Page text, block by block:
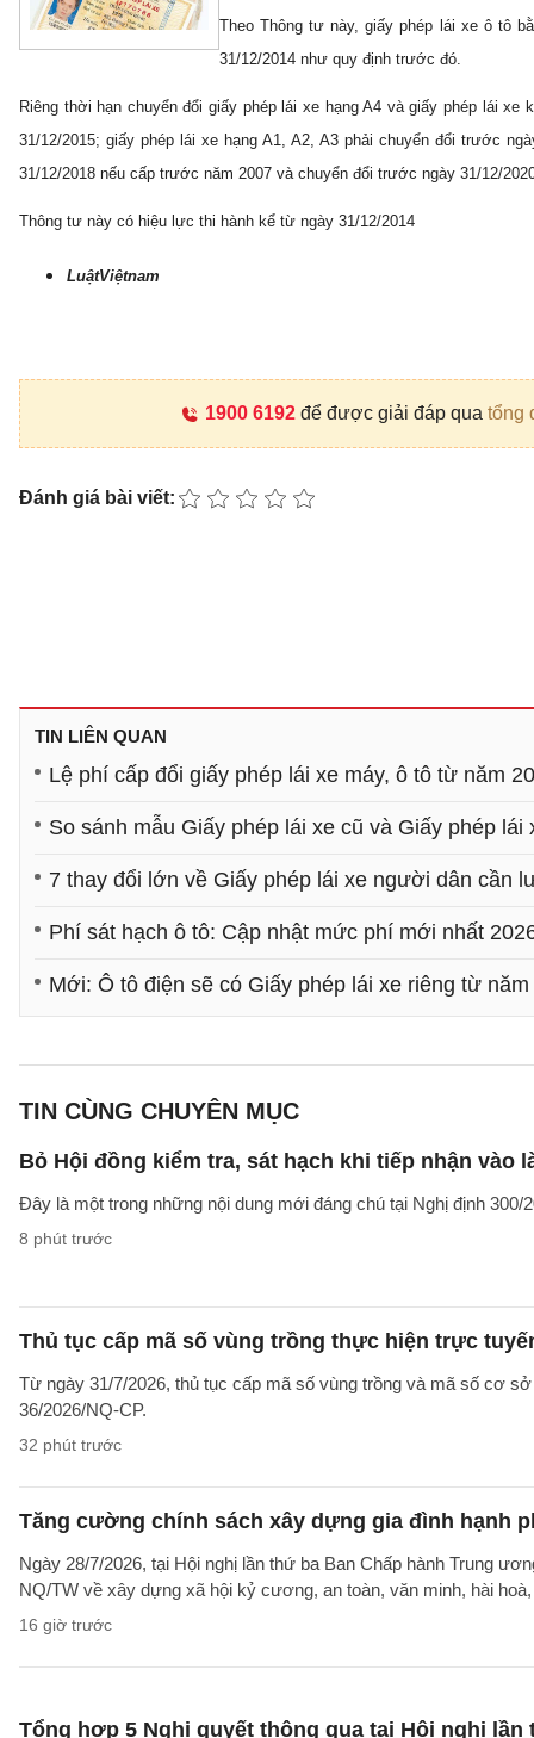
Theo Thông tư này, giấy phép lái xe ô tô
31/12/2014 như quy định trước đó.
Riêng thời hạn chuyển đổi giấy phép lái xe hạng A4 và giấy phép lái
31/12/2015; giấy phép lái xe hạng A1, A2, A3 phải chuyển đổi trước
31/12/2018 nếu cấp trước năm 2007 và chuyển đổi trước ngày 31/12/
Thông tư này có hiệu lực thi hành kể từ ngày 31/12/2014
LuậtViệtnam
1900 6192để được giải đáp qua tổng
Đánh giá bài viết:
TIN LIÊN QUAN
Lệ phí cấp đổi giấy phép lái xe máy, ô tô từ năm
So sánh mẫu Giấy phép lái xe cũ và Giấy phép
7 thay đổi lớn về Giấy phép lái xe người dân cần
Phí sát hạch ô tô: Cập nhật mức phí mới nhất
Mới: Ô tô điện sẽ có Giấy phép lái xe riêng từ năm
TIN CÙNG CHUYÊN MỤC
Bỏ Hội đồng kiểm tra, sát hạch khi tiếp nhận vào
Đây là một trong những nội dung mới đáng chú tại Nghị định
8 phút trước
Thủ tục cấp mã số vùng trồng thực hiện trực
Từ ngày 31/7/2026, thủ tục cấp mã số vùng trồng và mã số cơ
36/2026/NQ-CP.
32 phút trước
Tăng cường chính sách xây dựng gia đình hạnh
Ngày 28/7/2026, tại Hội nghị lần thứ ba Ban Chấp hành Trung
NQ/TW về xây dựng xã hội kỷ cương, an toàn, văn minh, hài
16 giờ trước
Tổng hợp 5 Nghị quyết thông qua tại Hội nghị